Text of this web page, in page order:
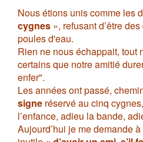
Nous étions unis comme les
cygnes », refusant d’être
poules d'eau.
Rien ne nous échappait, tout
certains que notre amitié
enfer".
Les années ont passé,
signe réservé au cinq
l’enfance, adieu la bande,
Aujourd’hui je me demande